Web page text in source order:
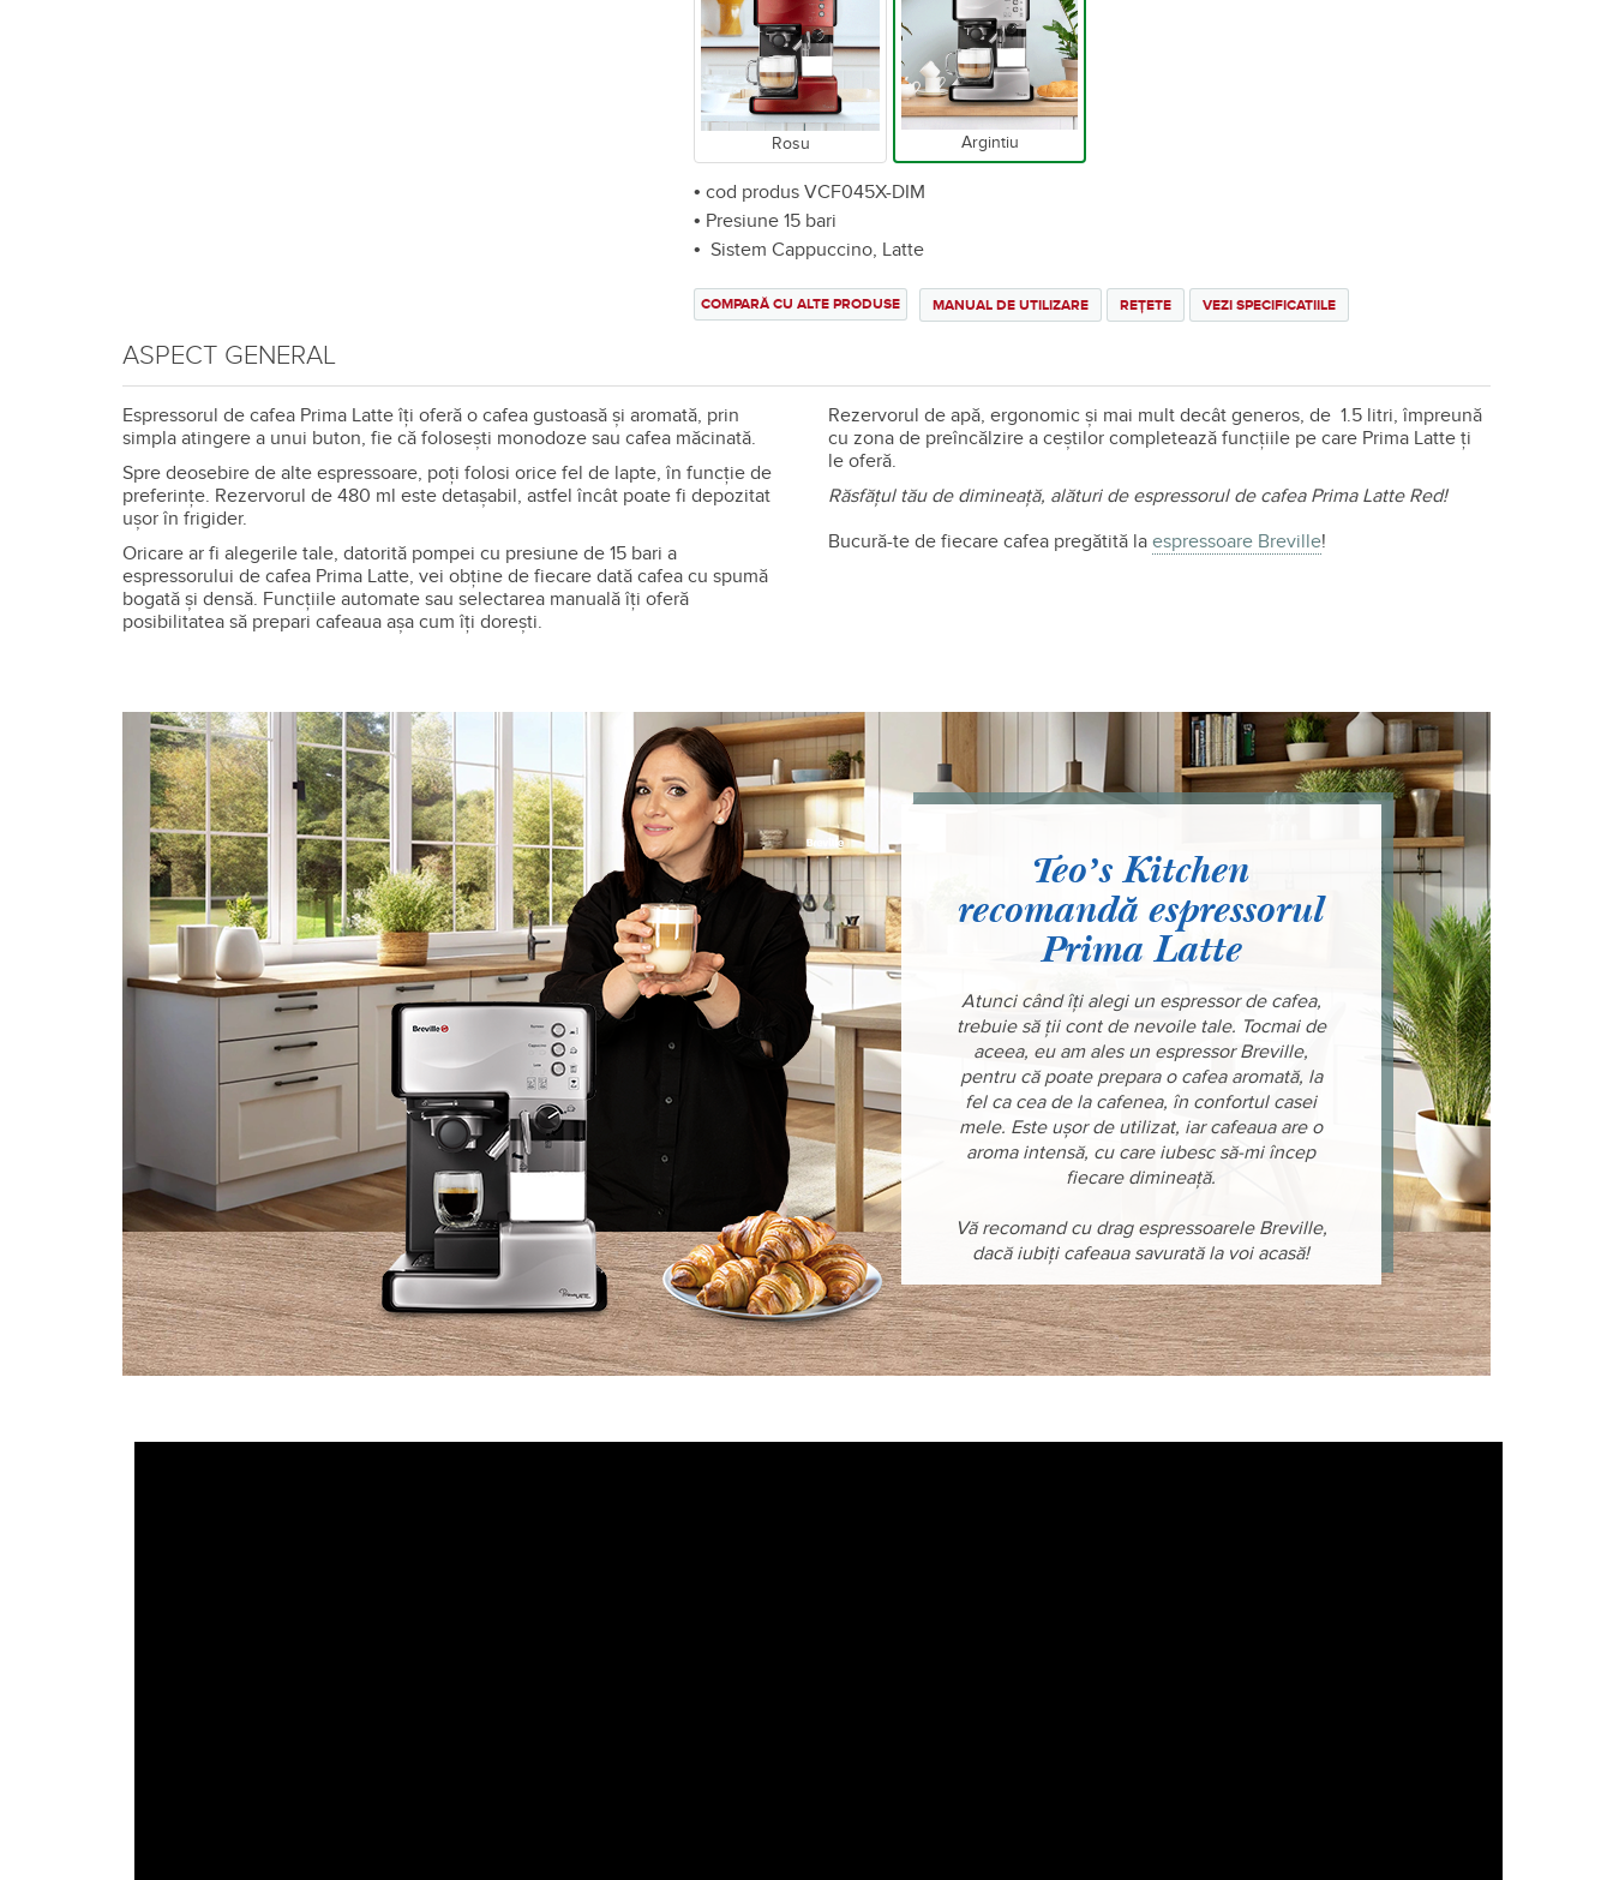
Rosu Argintiu
• cod produs VCF045X-DIM
• Presiune 15 bari
• Sistem Cappuccino, Latte
MANUAL DE UTILIZARE REȚETE
COMPARĂ CU ALTE PRODUSE VEZI SPECIFICATIILE
ASPECT GENERAL
Espressorul de cafea Prima Latte îţi oferă o cafea gustoasă și aromată, prin
simpla atingere a unui buton, fie că folosești monodoze sau cafea măcinată.
Spre deosebire de alte espressoare, poţi folosi orice fel de lapte, în funcţie de
preferinţe. Rezervorul de 480 ml este detaşabil, astfel încât poate fi depozitat
uşor în frigider.
Oricare ar fi alegerile tale, datorită pompei cu presiune de 15 bari a
espressorului de cafea Prima Latte, vei obține de fiecare dată cafea cu spumă
bogată și densă. Funcţiile automate sau selectarea manuală îţi oferă
posibilitatea să prepari cafeaua aşa cum îţi doreşti.
Rezervorul de apă, ergonomic şi mai mult decât generos, de 1.5 litri, împreună
cu zona de preîncălzire a ceştilor completează funcţiile pe care Prima Latte ţi
le oferă.
Răsfățul tău de dimineață, alături de espressorul de cafea Prima Latte Red!
Bucură-te de fiecare cafea pregătită la espressoare Breville!
Teoʼs Kitchen
recomandă espressorul
Prima Latte
Atunci când îți alegi un espressor de cafea,
trebuie să ții cont de nevoile tale. Tocmai de
aceea, eu am ales un espressor Breville,
pentru că poate prepara o cafea aromată, la
fel ca cea de la cafenea, în confortul casei
mele. Este ușor de utilizat, iar cafeaua are o
aroma intensă, cu care iubesc să-mi încep
fiecare dimineață.
Vă recomand cu drag espressoarele Breville,
dacă iubiți cafeaua savurată la voi acasă!